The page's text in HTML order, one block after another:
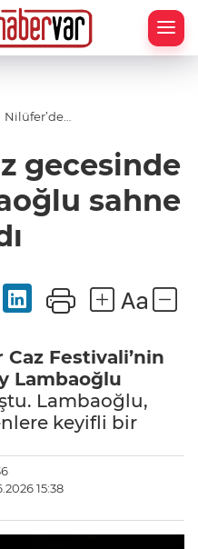
Nilüfer’de
Şenay
Lambaoğlu
sahne aldı
gecesinde
sahne
Festivali’nin
Lambaoğlu
Lambaoğlu,
keyifli bir
15:38